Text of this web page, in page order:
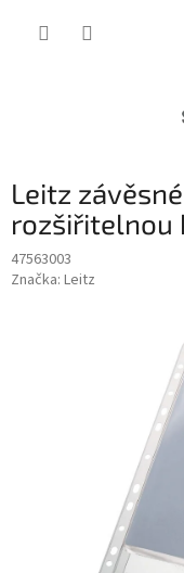
Leitz
rozšiřitelnou
47563003
Značka: Leitz